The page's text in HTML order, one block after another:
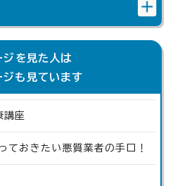
ジを見た人は
ジも見ています
講座
ておきたい悪質業者の手口！